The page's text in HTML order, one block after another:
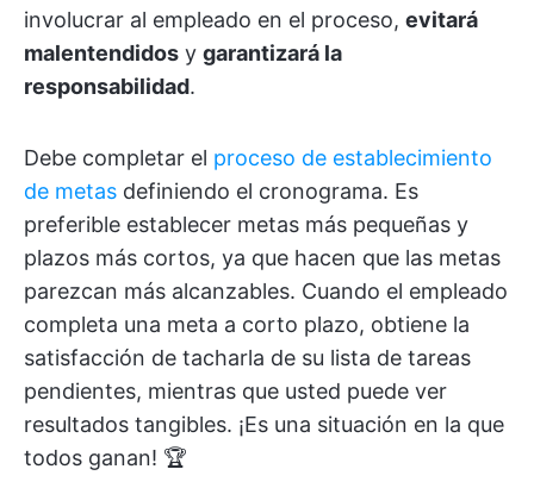
involucrar al empleado en el proceso, evitará
malentendidos y garantizará la
responsabilidad.
Debe completar el proceso de establecimiento
de metas definiendo el cronograma. Es
preferible establecer metas más pequeñas y
plazos más cortos, ya que hacen que las metas
parezcan más alcanzables. Cuando el empleado
completa una meta a corto plazo, obtiene la
satisfacción de tacharla de su lista de tareas
pendientes, mientras que usted puede ver
resultados tangibles. ¡Es una situación en la que
todos ganan! 🏆